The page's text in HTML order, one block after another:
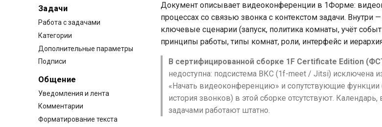
Задачи
Работа с задачами
Категории
Дополнительные параметры
Подписи
Общение
Уведомления и лента
Комментарии
Форматирование текста
Документ описывает видеоконференции в 1Форме:
процессах со связью звонка с контекстом задачи. Внутри
ключевые сценарии (запуск, политика комнаты, учёт
принципы работы, типы комнат, роли, интерфейс и
В сертифицированной сборке 1F Certificate Edition
недоступна: подсистема ВКС (1f-meet / Jitsi) исключена
«Начать видеоконференцию» и сопутствующие функции
история звонков) в этой сборке отсутствуют. Календарь,
задачами работают штатно.